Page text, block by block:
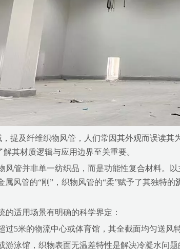
提及纤维织物风管，人们常因其外观而误读其
其材质逻辑与应用边界至关重要。
风管并非单一纺织品，而是功能性复合材料。以
属风管的“刚”，织物风管的“柔”赋予了其独特的
的适用场景有明确的科学界定：
过5米的物流中心或体育馆，其全截面均匀送风
游泳馆，织物表面无温差特性是解决冷凝水问题